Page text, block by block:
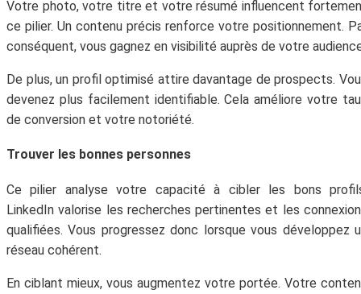
Votre photo, votre titre et votre résumé influencent
ce pilier. Un contenu précis renforce votre positionnement.
conséquent, vous gagnez en visibilité auprès de votre
De plus, un profil optimisé attire davantage de prospects.
devenez plus facilement identifiable. Cela améliore votre
de conversion et votre notoriété.
Trouver les bonnes personnes
Ce pilier analyse votre capacité à cibler les bons
LinkedIn valorise les recherches pertinentes et les
qualifiées. Vous progressez donc lorsque vous développez
réseau cohérent.
En ciblant mieux, vous augmentez votre portée. Votre